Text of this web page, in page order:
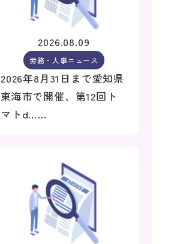
2026.08.09
労務・人事ニュース
2026年8月31日まで愛知県
東海市で開催、第12回ト
マトd……